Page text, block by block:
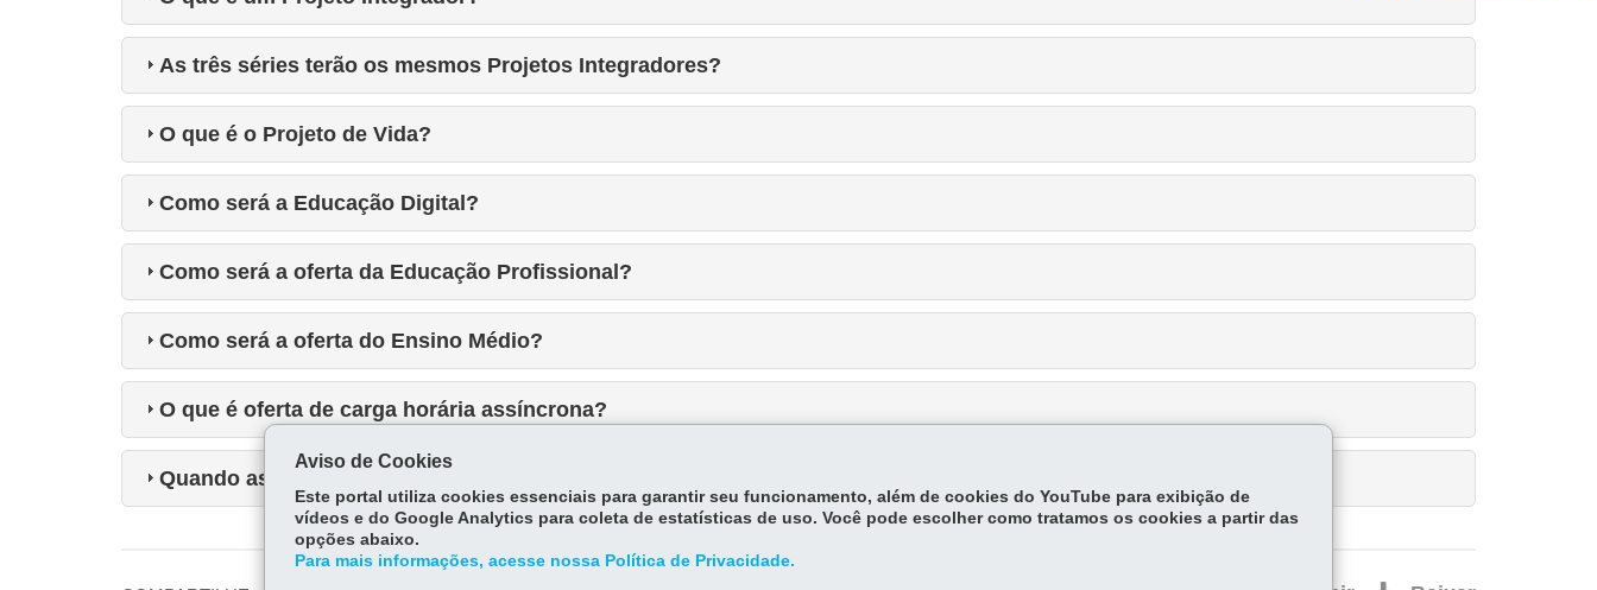
As três séries terão os mesmos Projetos Integradores?
O que é o Projeto de Vida?
Como será a Educação Digital?
Como será a oferta da Educação Profissional?
Como será a oferta do Ensino Médio?
O que é oferta de carga horária assíncrona?
Quando as mudanças começam a valer?
Aviso de Cookies
Este portal utiliza cookies essenciais para garantir seu funcionamento, além de cookies do YouTube para exibição de
vídeos e do Google Analytics para coleta de estatísticas de uso. Você pode escolher como tratamos os cookies a partir das
opções abaixo.
Para mais informações, acesse nossa Política de Privacidade.